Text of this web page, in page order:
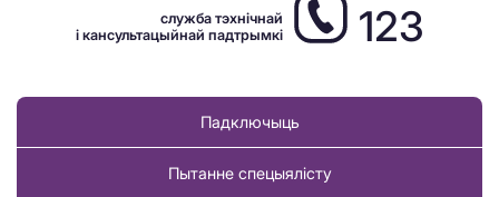
служба тэхнічнай
і кансультацыйнай падтрымкі
123
Падключыць
Пытанне спецыялісту